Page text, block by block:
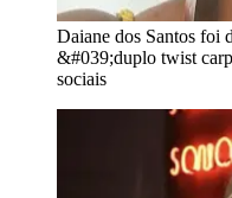
Daiane dos Santos foi
&#039;duplo twist
sociais